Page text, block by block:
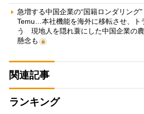
急増する中国企業の“国籍ロンダリング
Temu…本社機能を海外に移転させ、ト
う 現地人を隠れ蓑にした中国企業の
懸念も
関連記事
ランキング